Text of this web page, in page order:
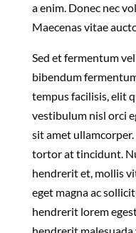
a enim. Donec nec
Maecenas vitae
Sed et fermentum
bibendum
tempus facilisis, elit
vestibulum nisl orci
sit amet
tortor at tincidunt.
hendrerit et, mollis
eget magna ac
hendrerit lorem